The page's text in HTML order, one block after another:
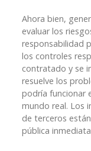
Ahora bien,
evaluar los
responsabilidad
los controles
contratado y se
resuelve los
podría funcionar
mundo real. Los
de terceros
pública